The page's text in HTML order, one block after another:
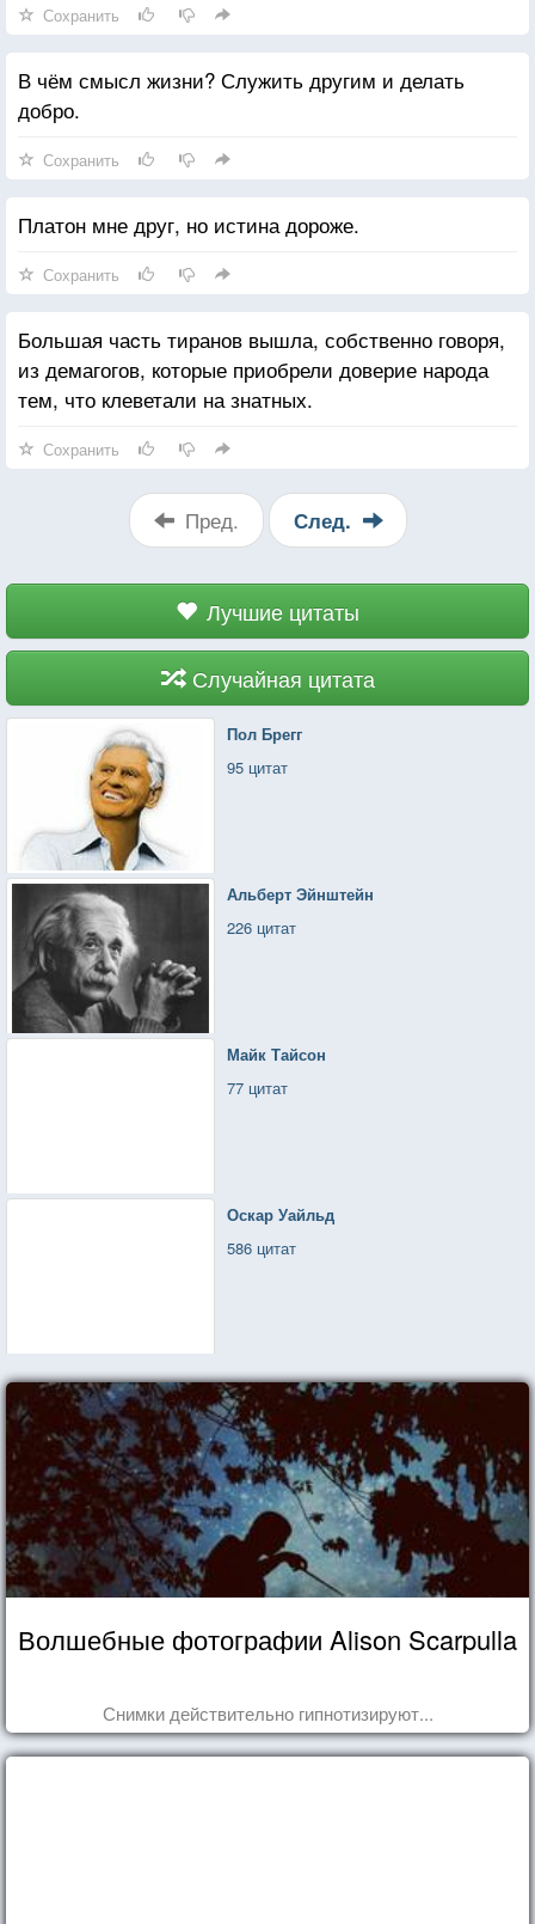
Сохранить
В чём смысл жизни? Служить другим и делать
добро.
Сохранить
Платон мне друг, но истина дороже.
Сохранить
Большая чаcть тиранов вышла, собственно говоря,
из демагогов, которые приобрели доверие народа
тем, что клеветали на знатных.
Сохранить
Пред. След.
Лучшие цитаты
Случайная цитата
Пол Брегг
95 цитат
Альберт Эйнштейн
226 цитат
Майк Тайсон
77 цитат
Оскар Уайльд
586 цитат
Волшебные фотографии Alison Scarpulla
Снимки действительно гипнотизируют...